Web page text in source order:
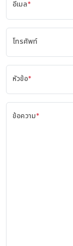
อีเมล*
โทรศัพท์
หัวข้อ*
ข้อความ*